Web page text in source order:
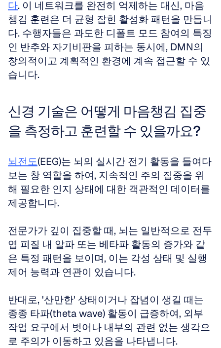
다. 이 네트워크를 완전히 억제하는 대신, 마음
챙김 훈련은 더 균형 잡힌 활성화 패턴을 만듭니
다. 수행자들은 과도한 디폴트 모드 참여의 특징
인 반추와 자기비판을 피하는 동시에, DMN의
창의적이고 계획적인 환경에 계속 접근할 수 있
습니다.
신경 기술은 어떻게 마음챙김 집중
을 측정하고 훈련할 수 있을까요?
뇌전도(EEG)는 뇌의 실시간 전기 활동을 들여다
보는 창 역할을 하여, 지속적인 주의 집중을 위
해 필요한 인지 상태에 대한 객관적인 데이터를
제공합니다.
전문가가 깊이 집중할 때, 뇌는 일반적으로 전두
엽 피질 내 알파 또는 베타파 활동의 증가와 같
은 특정 패턴을 보이며, 이는 각성 상태 및 실행
제어 능력과 연관이 있습니다.
반대로, '산만한' 상태이거나 잡념이 생길 때는
종종 타파(theta wave) 활동이 급증하여, 외부
작업 요구에서 벗어나 내부의 관련 없는 생각으
로 주의가 이동하고 있음을 나타냅니다.